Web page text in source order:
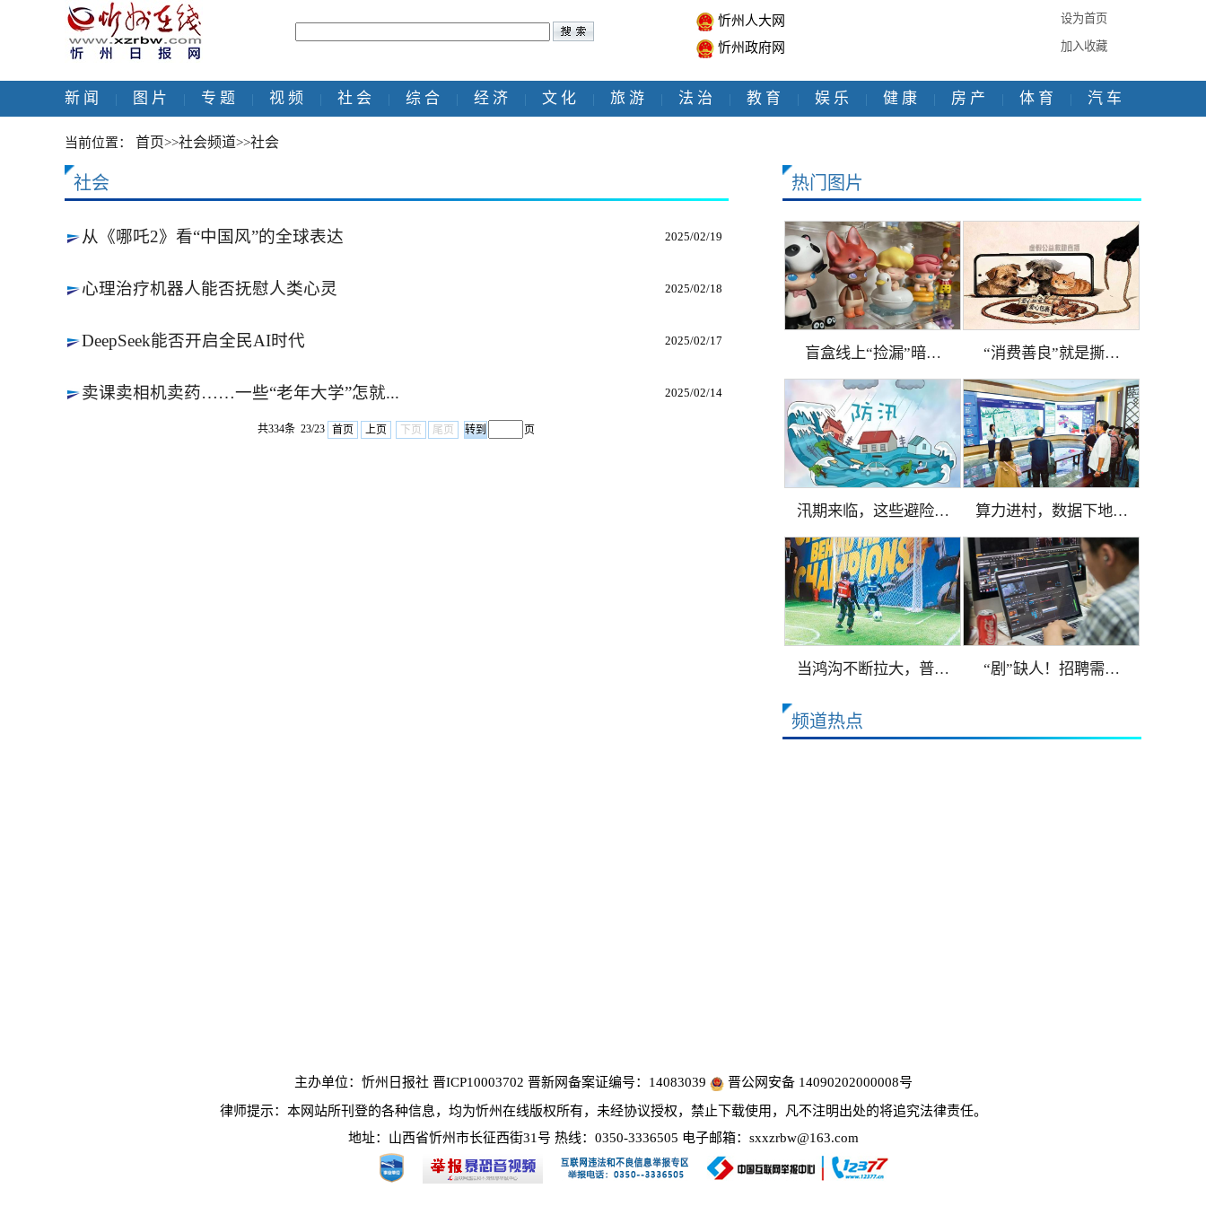
忻州人大网
忻州政府网
设为首页
加入收藏
新 闻 图 片 专 题 视 频 社 会 综 合 经 济 文 化 旅 游 法 治 教 育 娱 乐 健 康 房 产 体 育 汽 车
当前位置： 首页>>社会频道>>社会
社会
从《哪吒2》看“中国风”的全球表达 2025/02/19
心理治疗机器人能否抚慰人类心灵 2025/02/18
DeepSeek能否开启全民AI时代 2025/02/17
卖课卖相机卖药……一些“老年大学”怎就... 2025/02/14
共334条 23/23 首页 上页 下页 尾页 页
热门图片
盲盒线上“捡漏”暗… “消费善良”就是撕…
汛期来临，这些避险… 算力进村，数据下地…
当鸿沟不断拉大，普… “剧”缺人！招聘需…
频道热点
主办单位：忻州日报社 晋ICP10003702 晋新网备案证编号：14083039
晋公网安备 14090202000008号
律师提示：本网站所刊登的各种信息，均为忻州在线版权所有，未经协议授权，禁止下载使用，凡不注明出处的将追究法律责任。
地址：山西省忻州市长征西街31号 热线：0350-3336505 电子邮箱：sxxzrbw@163.com